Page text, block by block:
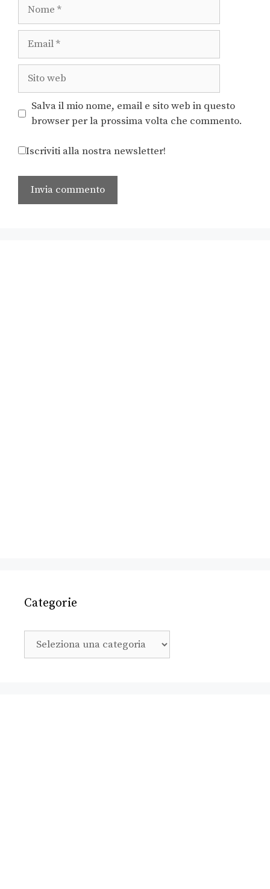
Salva il mio nome, email e sito web in questo
browser per la prossima volta che commento.
Iscriviti alla nostra newsletter!
Categorie